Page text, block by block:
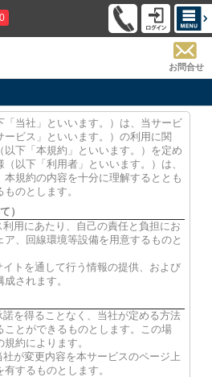
0
お問合せ
当社」といいます。）は、当サービ
ービス」といいます。）の利用に関
以下「本規約」といいます。）を定め
以下「利用者」といいます。）は、
規約の内容を十分に理解するととも
のとします。
）
利用にあたり、自己の責任と負担にお
、回線環境等設備を用意するものと
イトを通して行う情報の提供、および
されます。
諾を得ることなく、当社が定める方法
ことができるものとします。この場
約によります。
社が変更内容を本サービスのページ上
するものとします。